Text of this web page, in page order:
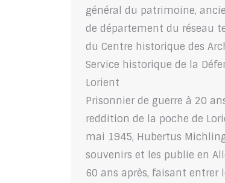
général du patrimoine,
de département du réseau
du Centre historique des
Service historique de la
Lorient
Prisonnier de guerre à 20
reddition de la poche de
mai 1945, Hubertus
souvenirs et les publie en
60 ans après, faisant entrer